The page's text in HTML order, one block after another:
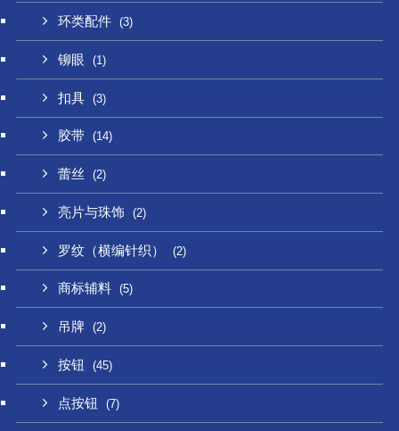
环类配件 (3)
铆眼 (1)
扣具 (3)
胶带 (14)
蕾丝 (2)
亮片与珠饰 (2)
罗纹（横编针织） (2)
商标辅料 (5)
吊牌 (2)
按钮 (45)
点按钮 (7)